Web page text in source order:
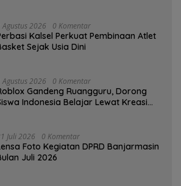
Agustus 2026 0 Komentar
Kalsel Perkuat Pembinaan Atlet
Sejak Usia Dini
Agustus 2026 0 Komentar
Gandeng Ruangguru, Dorong
Indonesia Belajar Lewat Kreasi
Juli 2026 0 Komentar
Foto Kegiatan DPRD Banjarmasin
Juli 2026